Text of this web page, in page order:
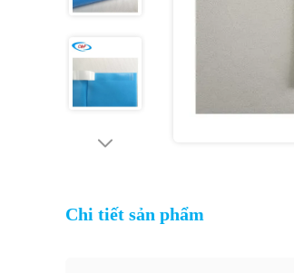
Chi tiết sản phẩm